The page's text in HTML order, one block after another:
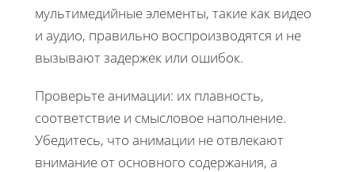
мультимедийные элементы, такие как видео
и аудио, правильно воспроизводятся и не
вызывают задержек или ошибок.
Проверьте анимации: их плавность,
соответствие и смысловое наполнение.
Убедитесь, что анимации не отвлекают
внимание от основного содержания, а